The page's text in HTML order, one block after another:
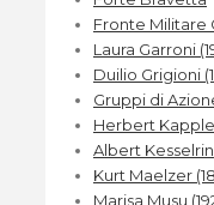
Fronte Militare
Laura Garroni
Duilio Grigioni
Gruppi di
Herbert
Albert
Kurt Maelzer
Marisa Musu